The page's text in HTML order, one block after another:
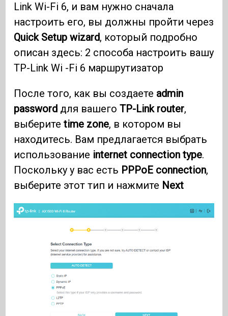
Link Wi-Fi 6, и вам нужно сначала
настроить его, вы должны пройти через
Quick Setup wizard, который подробно
описан здесь: 2 способа настроить вашу
TP-Link Wi -Fi 6 маршрутизатор
После того, как вы создаете admin
password для вашегоTP-Link router,
выберитеtime zone, в котором вы
находитесь. Вам предлагается выбрать
использование internet connection type.
Поскольку у вас есть PPPoE connection,
выберите этот тип и нажмите Next